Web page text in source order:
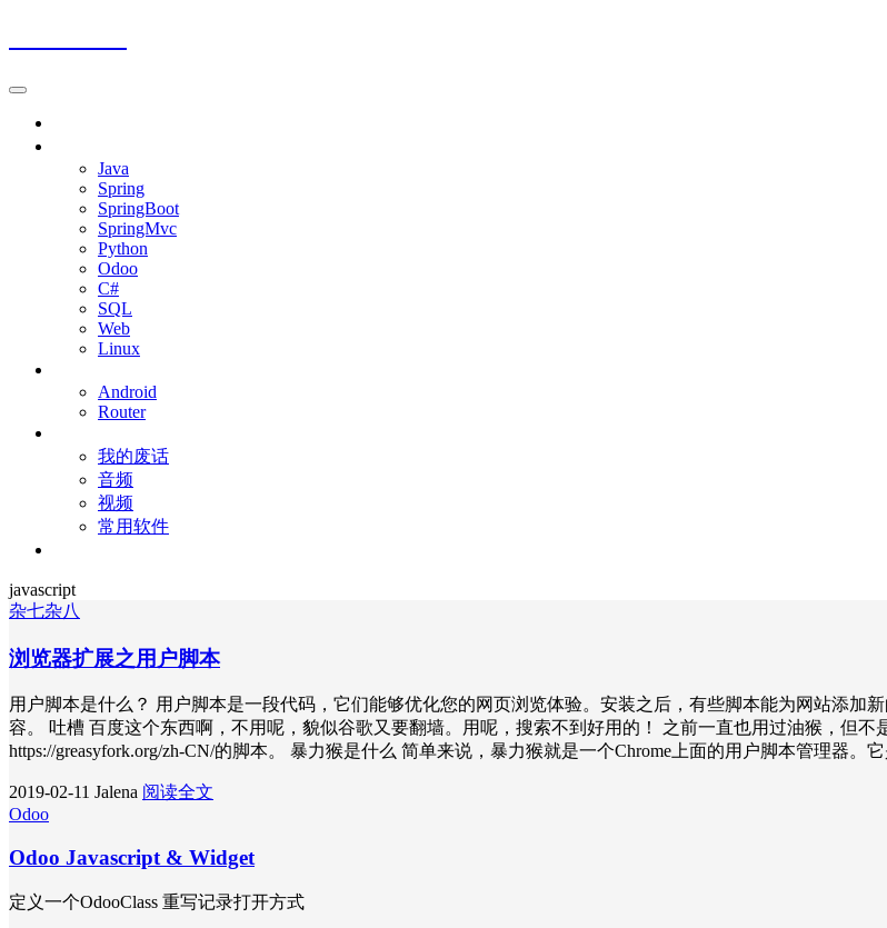
Java
Spring
SpringBoot
SpringMvc
Python
Odoo
C#
SQL
Web
Linux
Android
Router
我的废话
音频
视频
常用软件
javascript
杂七杂八
浏览器扩展之用户脚本
用户脚本是什么？ 用户脚本是一段代码，它们能够优化您的网页浏览体验。安装之后，有些脚本能为网站添加
容。 吐槽 百度这个东西啊，不用呢，貌似谷歌又要翻墙。用呢，搜索不到好用的！ 之前一直也用过油猴，但
https://greasyfork.org/zh-CN/的脚本。 暴力猴是什么 简单来说，暴力猴就是一个Chrome上面的用户脚本管理器
2019-02-11 Jalena 阅读全文
Odoo
Odoo Javascript & Widget
定义一个OdooClass 重写记录打开方式